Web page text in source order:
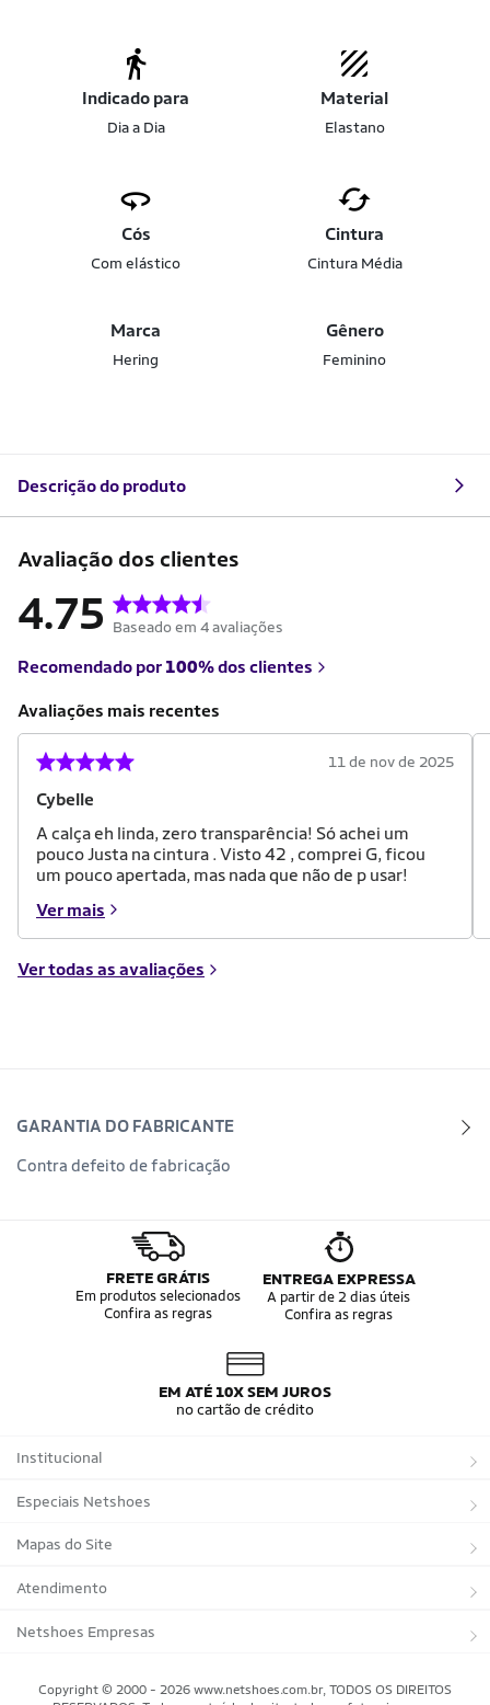
Indicado para
Dia a Dia
Material
Elastano
Cós
Com elástico
Cintura
Cintura Média
Marca
Hering
Gênero
Feminino
Descrição do produto
Avaliação dos clientes
4.75 Baseado em 4 avaliações
Recomendado por 100%dos clientes
Avaliações mais recentes
Cybelle
11 de nov de 2025
A calça eh linda, zero transparência! Só achei um
pouco Justa na cintura . Visto 42 , comprei G, ficou
um pouco apertada, mas nada que não de p usar!
Ver mais
Ver todas as avaliações
GARANTIA DO FABRICANTE
Contra defeito de fabricação
FRETE GRÁTIS
Em produtos selecionados
Confira as regras
ENTREGA EXPRESSA
A partir de 2 dias úteis
Confira as regras
EM ATÉ 10X SEM JUROS
no cartão de crédito
Institucional
Sobre a Netshoes
Política de Privacidade
Programa de Afiliados
Regulamentos
Especiais Netshoes
Suplementos
Corrida
Bicicletas
Mapas do Site
Marcas
Tipos de Produtos
Atendimento
Trocas e devoluções
Netshoes Empresas
Copyright © 2000 - 2026 www.netshoes.com.br, TODOS OS DIREITOS